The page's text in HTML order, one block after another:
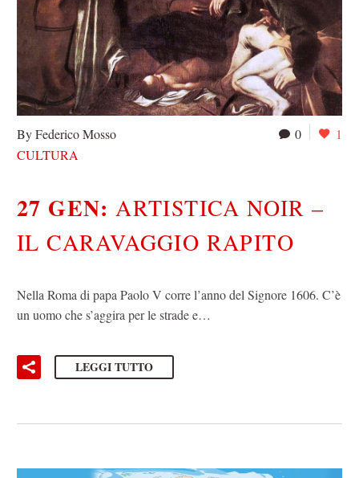
0 1
By Federico Mosso
CULTURA
27 GEN:ARTISTICA NOIR –
IL CARAVAGGIO RAPITO
Nella Roma di papa Paolo V corre l’anno del Signore 1606. C’è
un uomo che s’aggira per le strade e…
LEGGI TUTTO